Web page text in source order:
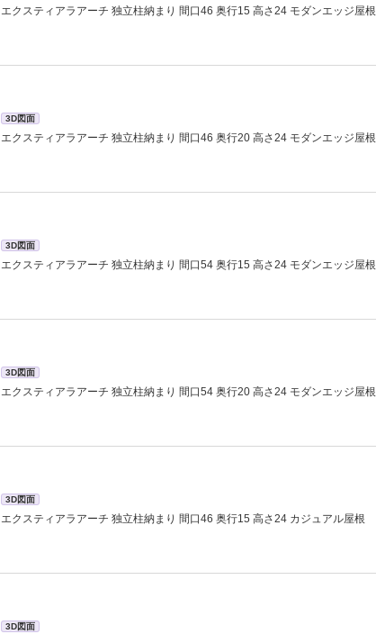
エクスティアラアーチ 独立柱納まり 間口46 奥行15 高さ24 モダンエッジ屋根
3D図面
エクスティアラアーチ 独立柱納まり 間口46 奥行20 高さ24 モダンエッジ屋根
3D図面
エクスティアラアーチ 独立柱納まり 間口54 奥行15 高さ24 モダンエッジ屋根
3D図面
エクスティアラアーチ 独立柱納まり 間口54 奥行20 高さ24 モダンエッジ屋根
3D図面
エクスティアラアーチ 独立柱納まり 間口46 奥行15 高さ24 カジュアル屋根
3D図面